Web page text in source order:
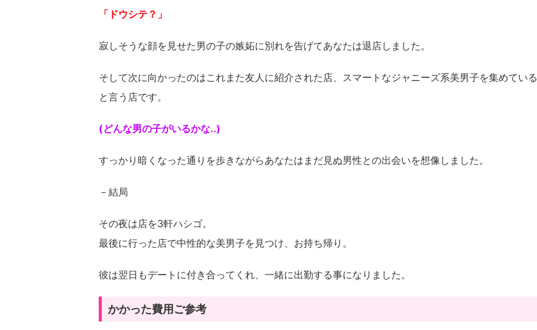
「ドウシテ？」
寂しそうな顔を見せた男の子の嫉妬に別れを告げてあなたは退店しました。
そして次に向かったのはこれまた友人に紹介された店、スマートなジャニーズ系美男子を集めている
と言う店です。
(どんな男の子がいるかな..)
すっかり暗くなった通りを歩きながらあなたはまだ見ぬ男性との出会いを想像しました。
－結局
その夜は店を3軒ハシゴ。
最後に行った店で中性的な美男子を見つけ、お持ち帰り。
彼は翌日もデートに付き合ってくれ、一緒に出勤する事になりました。
かかった費用ご参考